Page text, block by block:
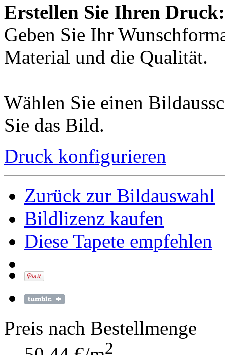
Erstellen Sie Ihren Druck:
Geben Sie Ihr
Material und die Qualität.
Wählen Sie einen
Sie das Bild.
Druck konfigurieren
Zurück zur Bildauswahl
Bildlizenz kaufen
Diese Tapete empfehlen
Preis nach Bestellmenge
2